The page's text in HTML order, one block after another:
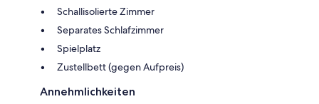
Schallisolierte Zimmer
Separates Schlafzimmer
Spielplatz
Zustellbett (gegen Aufpreis)
Annehmlichkeiten